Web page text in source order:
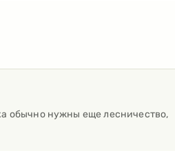
обычно нужны еще лесничество,